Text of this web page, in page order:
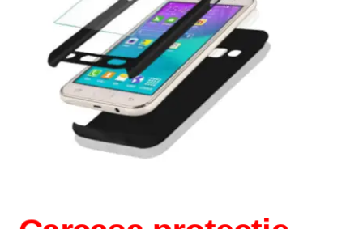
Intrebari si raspunsuri
Magazin
Privacy Policy